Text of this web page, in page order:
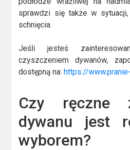
sprawdzi się także w
schnięcia.
Jeśli jesteś
czyszczeniem dywanów,
dostępną na:https://
Czy ręczne
dywanu jest
wyborem?